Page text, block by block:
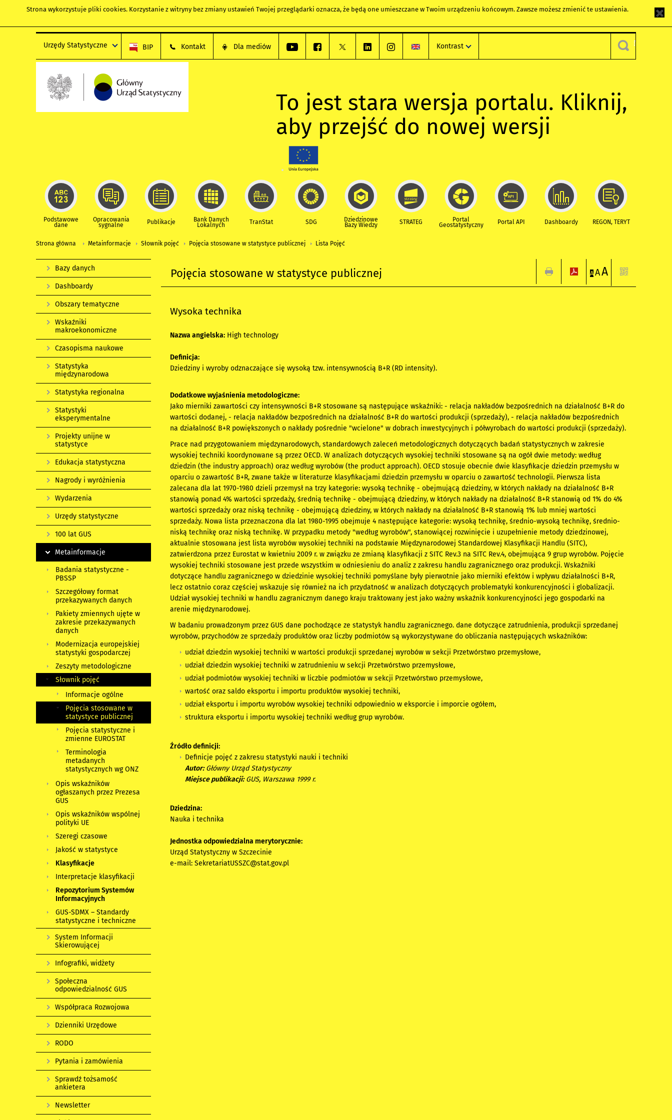
Strona wykorzystuje pliki cookies. Korzystanie z witryny bez zmiany ustawień Twojej przeglądarki oznacza, że będą one umieszczane w Twoim urządzeniu końcowym. Zawsze możesz zmienić te ustawienia.
Urzędy Statystyczne BIP Kontakt Dla mediów Kontrast
To jest stara wersja portalu. Kliknij,
aby przejść do nowej wersji
Podstawowe
dane
Opracowania
sygnalne Publikacje Bank Danych
Lokalnych TranStat SDG Dziedzinowe
Bazy Wiedzy STRATEG Portal
Geostatystyczny Portal API Dashboardy REGON, TERYT
Strona główna Metainformacje Słownik pojęć Pojęcia stosowane w statystyce publicznej Lista Pojęć
Pojęcia stosowane w statystyce publicznej A AA
Wysoka technika
Nazwa angielska: High technology
Definicja:
Dziedziny i wyroby odznaczające się wysoką tzw. intensywnością B+R (RD intensity).
Dodatkowe wyjaśnienia metodologiczne:
Jako mierniki zawartości czy intensywności B+R stosowane są następujące wskaźniki: - relacja nakładów bezpośrednich na działalność B+R do
wartości dodanej, - relacja nakładów bezpośrednich na działalność B+R do wartości produkcji (sprzedaży), - relacja nakładów bezpośrednich
na działalność B+R powiększonych o nakłady pośrednie "wcielone" w dobrach inwestycyjnych i półwyrobach do wartości produkcji (sprzedaży).
Prace nad przygotowaniem międzynarodowych, standardowych zaleceń metodologicznych dotyczących badań statystycznych w zakresie
wysokiej techniki koordynowane są przez OECD. W analizach dotyczących wysokiej techniki stosowane są na ogół dwie metody: według
dziedzin (the industry approach) oraz według wyrobów (the product approach). OECD stosuje obecnie dwie klasyfikacje dziedzin przemysłu w
oparciu o zawartość B+R, zwane także w literaturze klasyfikacjami dziedzin przemysłu w oparciu o zawartość technologii. Pierwsza lista
zalecana dla lat 1970-1980 dzieli przemysł na trzy kategorie: wysoką technikę - obejmującą dziedziny, w których nakłady na działalność B+R
stanowią ponad 4% wartości sprzedaży, średnią technikę - obejmującą dziedziny, w których nakłady na działalność B+R stanowią od 1% do 4%
wartości sprzedaży oraz niską technikę - obejmującą dziedziny, w których nakłady na działalność B+R stanowią 1% lub mniej wartości
sprzedaży. Nowa lista przeznaczona dla lat 1980-1995 obejmuje 4 następujące kategorie: wysoką technikę, średnio-wysoką technikę, średnio-
niską technikę oraz niską technikę. W przypadku metody "według wyrobów", stanowiącej rozwinięcie i uzupełnienie metody dziedzinowej,
aktualnie stosowana jest lista wyrobów wysokiej techniki na podstawie Międzynarodowej Standardowej Klasyfikacji Handlu (SITC),
zatwierdzona przez Eurostat w kwietniu 2009 r. w związku ze zmianą klasyfikacji z SITC Rev.3 na SITC Rev.4, obejmująca 9 grup wyrobów. Pojęcie
wysokiej techniki stosowane jest przede wszystkim w odniesieniu do analiz z zakresu handlu zagranicznego oraz produkcji. Wskaźniki
dotyczące handlu zagranicznego w dziedzinie wysokiej techniki pomyślane były pierwotnie jako mierniki efektów i wpływu działalności B+R,
lecz ostatnio coraz częściej wskazuje się również na ich przydatność w analizach dotyczących problematyki konkurencyjności i globalizacji.
Udział wysokiej techniki w handlu zagranicznym danego kraju traktowany jest jako ważny wskaźnik konkurencyjności jego gospodarki na
arenie międzynarodowej.
W badaniu prowadzonym przez GUS dane pochodzące ze statystyk handlu zagranicznego. dane dotyczące zatrudnienia, produkcji sprzedanej
wyrobów, przychodów ze sprzedaży produktów oraz liczby podmiotów są wykorzystywane do obliczania następujących wskaźników:
udział dziedzin wysokiej techniki w wartości produkcji sprzedanej wyrobów w sekcji Przetwórstwo przemysłowe,
udział dziedzin wysokiej techniki w zatrudnieniu w sekcji Przetwórstwo przemysłowe,
udział podmiotów wysokiej techniki w liczbie podmiotów w sekcji Przetwórstwo przemysłowe,
wartość oraz saldo eksportu i importu produktów wysokiej techniki,
udział eksportu i importu wyrobów wysokiej techniki odpowiednio w eksporcie i imporcie ogółem,
struktura eksportu i importu wysokiej techniki według grup wyrobów.
Źródło definicji:
Definicje pojęć z zakresu statystyki nauki i techniki
Autor:Główny Urząd Statystyczny
Miejsce publikacji:GUS, Warszawa 1999 r.
Dziedzina:
Nauka i technika
Jednostka odpowiedzialna merytorycznie:
Urząd Statystyczny w Szczecinie
e-mail:SekretariatUSSZC@stat.gov.pl
Bazy danych
Dashboardy
Obszary tematyczne
Wskaźniki
makroekonomiczne
Czasopisma naukowe
Statystyka
międzynarodowa
Statystyka regionalna
Statystyki
eksperymentalne
Projekty unijne w
statystyce
Edukacja statystyczna
Nagrody i wyróżnienia
Wydarzenia
Urzędy statystyczne
100 lat GUS
Metainformacje
Badania statystyczne -
PBSSP
Szczegółowy format
przekazywanych danych
Pakiety zmiennych ujęte w
zakresie przekazywanych
danych
Modernizacja europejskiej
statystyki gospodarczej
Zeszyty metodologiczne
Słownik pojęć
Informacje ogólne
Pojęcia stosowane w
statystyce publicznej
Pojęcia statystyczne i
zmienne EUROSTAT
Terminologia
metadanych
statystycznych wg ONZ
Opis wskaźników
ogłaszanych przez Prezesa
GUS
Opis wskaźników wspólnej
polityki UE
Szeregi czasowe
Jakość w statystyce
Klasyfikacje
Interpretacje klasyfikacji
Repozytorium Systemów
Informacyjnych
GUS-SDMX – Standardy
statystyczne i techniczne
System Informacji
Skierowującej
Infografiki, widżety
Społeczna
odpowiedzialność GUS
Współpraca Rozwojowa
Dzienniki Urzędowe
RODO
Pytania i zamówienia
Sprawdź tożsamość
ankietera
Newsletter